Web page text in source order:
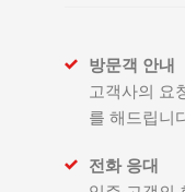
방문객 안내
고객사의 요
를 해드립니
전화 응대